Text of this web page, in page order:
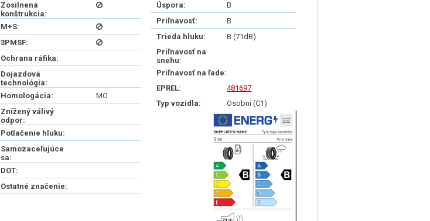
Zosilnená
konštrukcia:
M+S:
3PMSF:
Ochrana ráfika:
Dojazdová
technológia:
Homologácia:
MO
Znížený válivý
odpor:
Potlačenie hluku:
Samozaceľujúce
sa:
DOT:
Ostatné značenie:
Úspora:
B
Priľnavosť:
B
Trieda hluku:
B (71dB)
Priľnavosť na
snehu:
Priľnavosť na ľade:
EPREL:
481697
Typ vozidla:
Osobní (C1)